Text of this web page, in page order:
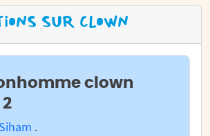
SUR CLOWN
clown
Siham .